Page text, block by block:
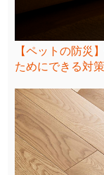
【ペットの防災
ためにできる対策